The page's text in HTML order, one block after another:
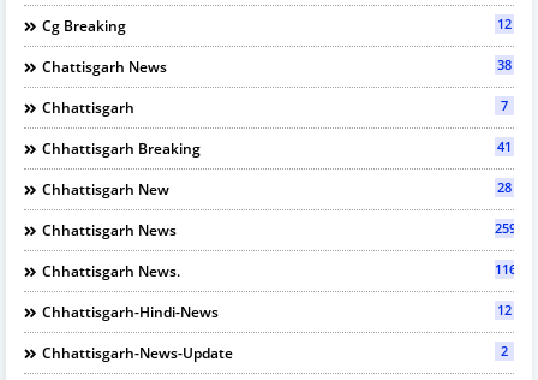
Cg Breaking 12
Chattisgarh News 38
Chhattisgarh 7
Chhattisgarh Breaking 41
Chhattisgarh New 28
Chhattisgarh News 2595
Chhattisgarh News. 116
Chhattisgarh-Hindi-News 12
Chhattisgarh-News-Update 2